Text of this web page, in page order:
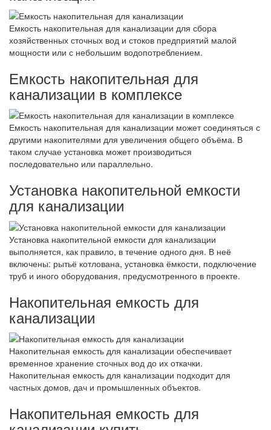
Емкость накопительная для канализации для сбора
хозяйственных сточных вод и стоков предприятий малой
мощности или с небольшим водопотреблением.
Емкость накопительная для
канализации в комплексе
Емкость накопительная для канализации может соединяться с
другими накопителями для увеличения общего объёма. В
таком случае установка может производиться
последовательно или параллельно.
Установка накопительной емкости
для канализации
Установка накопительной емкости для канализации
выполняется, как правило, в течение одного дня. В неё
включены: рытьё котлована, установка ёмкости, подключение
труб и иного оборудования, предусмотренного в проекте.
Накопительная емкость для
канализации
Накопительная емкость для канализации обеспечивает
временное хранение сточных вод до их откачки.
Накопительная емкость для канализации подходит для
частных домов, дач и промышленных объектов.
Накопительная емкость для